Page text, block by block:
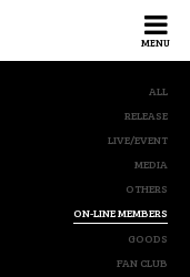
MENU
ALL
RELEASE
LIVE/EVENT
MEDIA
OTHERS
ON-LINE MEMBERS
GOODS
FAN CLUB